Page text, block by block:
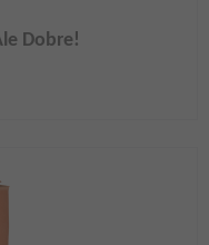
Dobre!